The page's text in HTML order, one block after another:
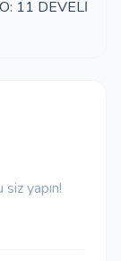
11 DEVELİ
yapın!